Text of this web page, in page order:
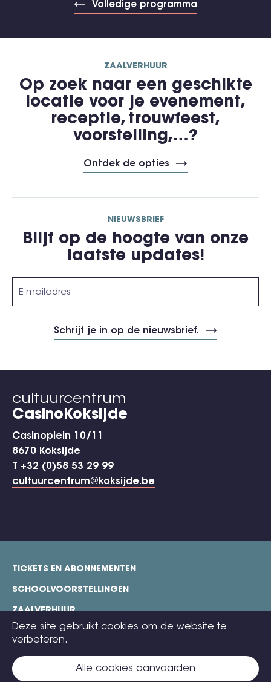
Volledige programma
ZAALVERHUUR
Op zoek naar een geschikte
locatie voor je evenement,
receptie, trouwfeest,
voorstelling,…?
Ontdek de opties
NIEUWSBRIEF
Blijf op de hoogte van onze
laatste updates!
cultuurcentrum
CasinoKoksijde
Casinoplein 10/11
8670 Koksijde
T +32 (0)58 53 29 99
cultuurcentrum@koksijde.be
Deze site gebruikt cookies om de website te
verbeteren.
Alle cookies aanvaarden
footer
TICKETS EN ABONNEMENTEN
SCHOOLVOORSTELLINGEN
ZAALVERHUUR
TECHNISCHE FICHES
CONTACT